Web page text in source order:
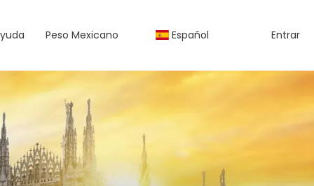
Peso Mexicano Español Entrar